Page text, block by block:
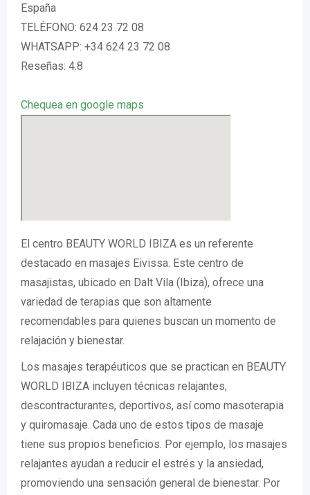
España
TELÉFONO: 624 23 72 08
WHATSAPP: +34 624 23 72 08
Reseñas: 4.8
Chequea en google maps
El centro BEAUTY WORLD IBIZA es un referente
destacado en masajes Eivissa. Este centro de
masajistas, ubicado en Dalt Vila (Ibiza), ofrece una
variedad de terapias que son altamente
recomendables para quienes buscan un momento de
relajación y bienestar.
Los masajes terapéuticos que se practican en BEAUTY
WORLD IBIZA incluyen técnicas relajantes,
descontracturantes, deportivos, así como masoterapia
y quiromasaje. Cada uno de estos tipos de masaje
tiene sus propios beneficios. Por ejemplo, los masajes
relajantes ayudan a reducir el estrés y la ansiedad,
promoviendo una sensación general de bienestar. Por